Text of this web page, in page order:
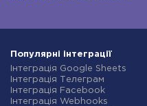
Популярні інтеграції
Інтеграція Google Sheets
Інтеграція Телеграм
Інтеграція Facebook
Інтеграція Webhooks